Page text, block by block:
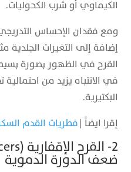
الكيماوي أو شرب الكحوليات.
ومع فقدان الإحساس
إضافة إلى التغيرات الجلدية
القرح في الظهور بصورة
في الانتباه يزيد من
البكتيرية.
إقرا ايضاً |فطريات القدم
ضعف الدورة الدموية